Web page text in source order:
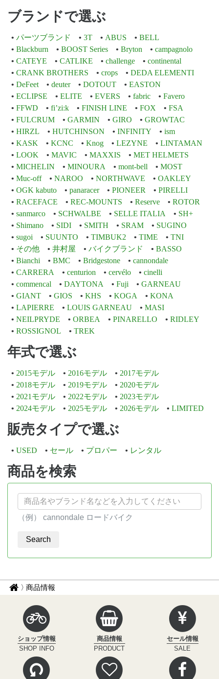
ブランドで選ぶ
パーツブランド 3T ABUS
BELL
Blackburn
BOOST Series Bryton
campagnolo
CATEYE
CATLIKE challenge
continental
CRANK BROTHERS
crops
DEDA ELEMENTI
DeFeet
deuter DOTOUT
EASTON
ECLIPSE
ELITE EVERS fabric
Favero
FFWD
fi’zi:k FINISH LINE FOX
FSA
FULCRUM
GARMIN GIRO
GROWTAC
HIRZL
HUTCHINSON INFINITY
ism
KASK
KCNC Knog LEZYNE
LINTAMAN
LOOK
MAVIC MAXXIS
MET HELMETS
MICHELIN
MINOURA mont-bell
MOST
Muc-off
NAROO NORTHWAVE
OAKLEY
OGK kabuto
panaracer PIONEER
PIRELLI
RACEFACE
REC-MOUNTS Reserve
ROTOR
sanmarco
SCHWALBE SELLE ITALIA
SH+
Shimano
SIDI SMITH SRAM
SUGINO
sugoi
SUUNTO TIMBUK2 TIME
TNI
その他
井村屋 バイクブランド
BASSO
Bianchi
BMC Bridgestone
cannondale
CARRERA
centurion cervélo
cinelli
commencal
DAYTONA Fuji
GARNEAU
GIANT
GIOS KHS KOGA
KONA
LAPIERRE
LOUIS GARNEAU
MASI
NEILPRYDE
ORBEA PINARELLO
RIDLEY
ROSSIGNOL
TREK
年式で選ぶ
2015モデル 2016モデル
2017モデル
2018モデル
2019モデル
2020モデル
2021モデル
2022モデル
2023モデル
2024モデル
2025モデル 2026モデル LIMITED
販売タイプで選ぶ
USED セール プロパー レンタル
商品を検索
（例） cannondale ロードバイク
パ
ナ
サ
ク
ル
イ
ン
フ
ィ
ニ
商品情報
ショップ情報
SHOP INFO
商品情報
PRODUCT
セール情報
SALE